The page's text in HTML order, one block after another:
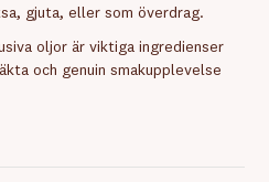
gjuta, eller som överdrag.
oljor är viktiga ingredienser
och genuin smakupplevelse